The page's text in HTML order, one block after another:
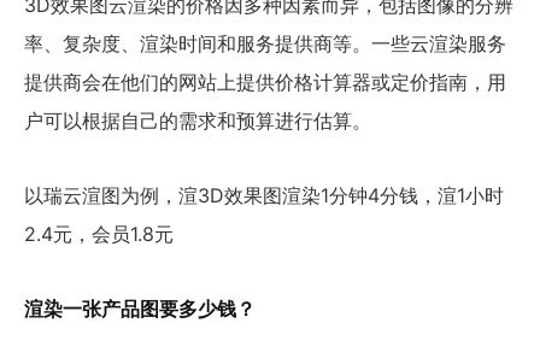
率、复杂度、渲染时间和服务提供商等。一些云渲染服务
提供商会在他们的网站上提供价格计算器或定价指南，用
户可以根据自己的需求和预算进行估算。
以瑞云渲图为例，渲3D效果图渲染1分钟4分钱，渲1小时
2.4元，会员1.8元
渲染一张产品图要多少钱？